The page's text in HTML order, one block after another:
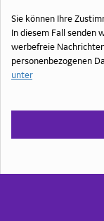
Sie können Ihre
In diesem Fall senden
werbefreie
personenbezogenen
unter.